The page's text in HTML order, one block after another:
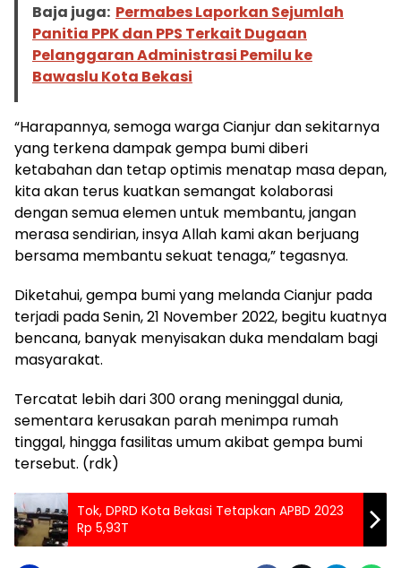
Baja juga: Permabes Laporkan Sejumlah
Panitia PPK dan PPS Terkait Dugaan
Pelanggaran Administrasi Pemilu ke
Bawaslu Kota Bekasi
“Harapannya, semoga warga Cianjur dan sekitarnya
yang terkena dampak gempa bumi diberi
ketabahan dan tetap optimis menatap masa depan,
kita akan terus kuatkan semangat kolaborasi
dengan semua elemen untuk membantu, jangan
merasa sendirian, insya Allah kami akan berjuang
bersama membantu sekuat tenaga,” tegasnya.
Diketahui, gempa bumi yang melanda Cianjur pada
terjadi pada Senin, 21 November 2022, begitu kuatnya
bencana, banyak menyisakan duka mendalam bagi
masyarakat.
Tercatat lebih dari 300 orang meninggal dunia,
sementara kerusakan parah menimpa rumah
tinggal, hingga fasilitas umum akibat gempa bumi
tersebut. (rdk)
Tok, DPRD Kota Bekasi Tetapkan APBD 2023
Rp 5,93T